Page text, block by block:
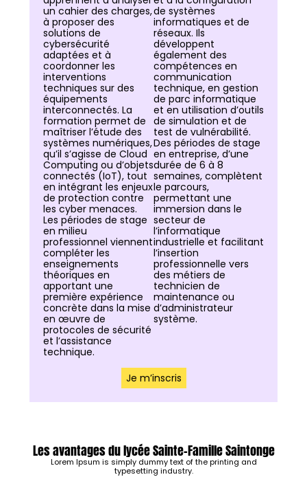
un cahier des charges,
à proposer des
solutions de
cybersécurité
adaptées et à
coordonner les
interventions
techniques sur des
équipements
interconnectés. La
formation permet de
maîtriser l’étude des
systèmes numériques,
qu’il s’agisse de Cloud
Computing ou d’objets
connectés (IoT), tout
en intégrant les enjeux
de protection contre
les cyber menaces.
Les périodes de stage
en milieu
professionnel viennent
compléter les
enseignements
théoriques en
apportant une
première expérience
concrète dans la mise
en œuvre de
protocoles de sécurité
et l’assistance
technique.
de systèmes
informatiques et de
réseaux. Ils
développent
également des
compétences en
communication
technique, en gestion
de parc informatique
et en utilisation d’outils
de simulation et de
test de vulnérabilité.
Des périodes de stage
en entreprise, d’une
durée de 6 à 8
semaines, complètent
le parcours,
permettant une
immersion dans le
secteur de
l’informatique
industrielle et facilitant
l’insertion
professionnelle vers
des métiers de
technicien de
maintenance ou
d’administrateur
système.
Je m’inscris
Les avantages du lycée Sainte-Famille Saintonge
Lorem Ipsum is simply dummy text of the printing and
typesetting industry.